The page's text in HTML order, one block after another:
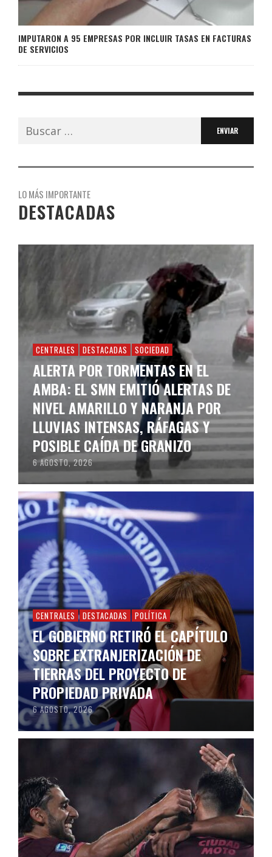
IMPUTARON A 95 EMPRESAS POR INCLUIR TASAS EN FACTURAS
DE SERVICIOS
Buscar:
LO MÁS IMPORTANTE
DESTACADAS
CENTRALES DESTACADAS SOCIEDAD
ALERTA POR TORMENTAS EN EL
AMBA: EL SMN EMITIÓ ALERTAS DE
NIVEL AMARILLO Y NARANJA POR
LLUVIAS INTENSAS, RÁFAGAS Y
POSIBLE CAÍDA DE GRANIZO
6 AGOSTO, 2026
CENTRALES DESTACADAS POLÍTICA
EL GOBIERNO RETIRÓ EL CAPÍTULO
SOBRE EXTRANJERIZACIÓN DE
TIERRAS DEL PROYECTO DE
PROPIEDAD PRIVADA
6 AGOSTO, 2026